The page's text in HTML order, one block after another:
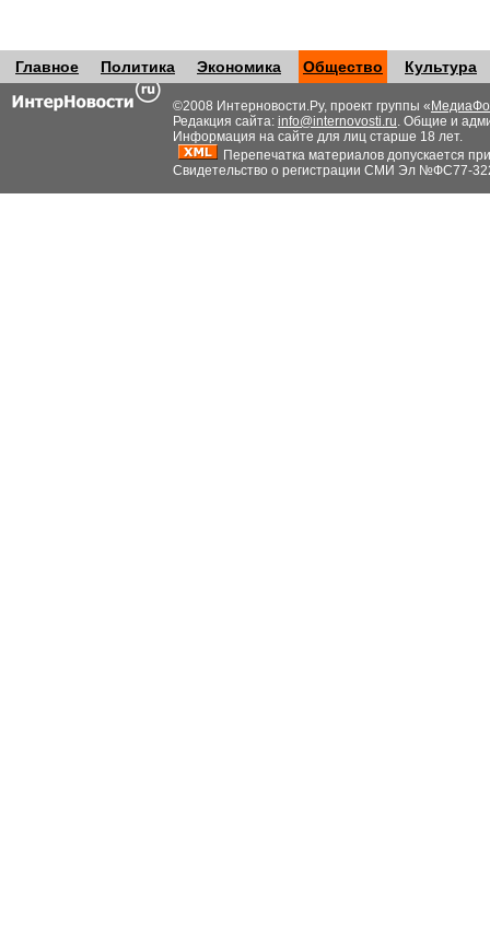
Главное Политика Экономика Общество Культура
©2008 Интерновости.Ру, проект группы «
Редакция сайта: info@internovosti.ru. Общие и
Информация на сайте для лиц старше 18 лет.
Перепечатка материалов допускается
Свидетельство о регистрации СМИ Эл №ФС77-